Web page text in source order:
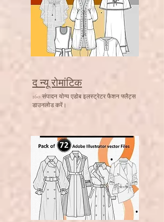
द न्यू रोमांटिक
160 संपादन योग्य एडोब इलस्ट्रेटर फैशन फ्लैट्स
डाउनलोड करें।